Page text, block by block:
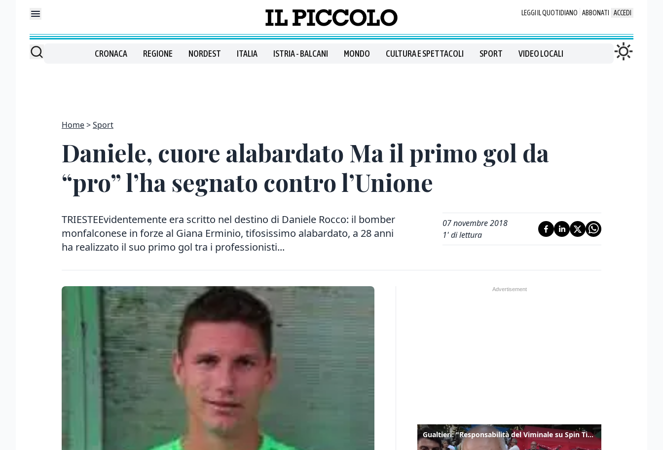
LEGGI IL QUOTIDIANO ABBONATI ACCEDI
CRONACA REGIONE NORDEST ITALIA ISTRIA - BALCANI MONDO CULTURA E SPETTACOLI SPORT VIDEO LOCALI
Home Sport
Daniele, cuore alabardato Ma il primo gol da
“pro” l’ha segnato contro l’Unione
TRIESTEEvidentemente era scritto nel destino di Daniele Rocco: il bomber
monfalconese in forze al Giana Erminio, tifosissimo alabardato, a 28 anni
ha realizzato il suo primo gol tra i professionisti...
07 novembre 2018
1' di lettura
Gualtieri: "Responsabilità del Viminale su Spin Time? La posizione dei partiti è nota"